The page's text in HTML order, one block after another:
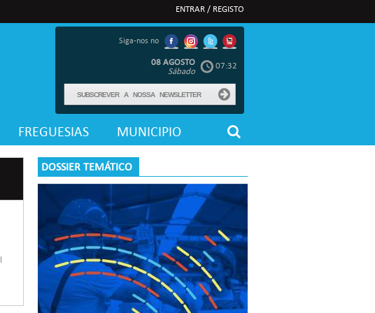
ENTRAR / REGISTO
Siga-nos no
07:32
08 AGOSTO
Sábado
FREGUESIAS MUNICIPIO
DOSSIER TEMÁTICO